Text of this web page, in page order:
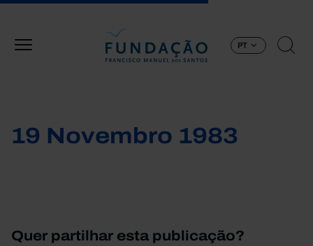
PT
19 Novembro 1983
Quer partilhar esta publicação?